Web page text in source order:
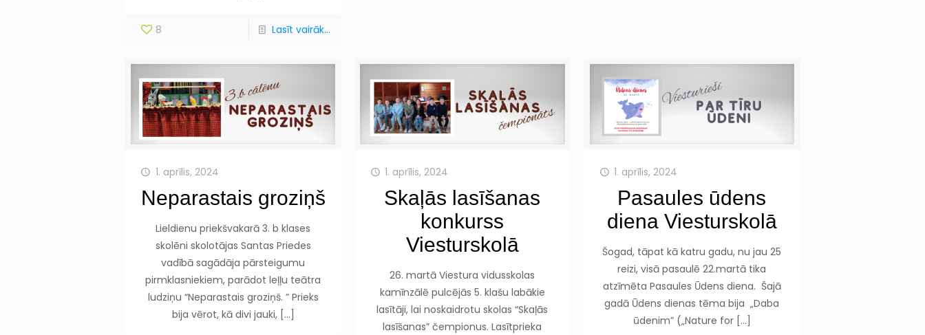
8 Lasīt vairāk...
1. aprīlis, 2024
Neparastais groziņš
Lieldienu priekšvakarā 3. b klases
skolēni skolotājas Santas Priedes
vadībā sagādāja pārsteigumu
pirmklasniekiem, parādot leļļu teātra
ludziņu “Neparastais groziņš. ” Prieks
bija vērot, kā divi jauki,[…]
1. aprīlis, 2024
Skaļās lasīšanas
konkurss
Viesturskolā
26. martā Viestura vidusskolas
kamīnzālē pulcējās 5. klašu labākie
lasītāji, lai noskaidrotu skolas “Skaļās
lasīšanas” čempionus. Lasītprieka
1. aprīlis, 2024
Pasaules ūdens
diena Viesturskolā
Šogad, tāpat kā katru gadu, nu jau 25
reizi, visā pasaulē 22.martā tika
atzīmēta Pasaules Ūdens diena. Šajā
gadā Ūdens dienas tēma bija „Daba
ūdenim” („Nature for[…]